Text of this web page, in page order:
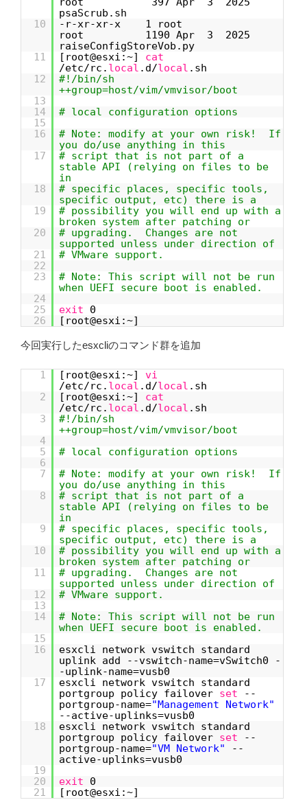
psaScrub.sh
10
-r-xr-xr-x 1 root
root 1190 Apr 3 2025
raiseConfigStoreVob.py
11
[root@esxi:~] cat
/etc/rc. local .d/local .sh
12
#!/bin/sh
++group=host/vim/vmvisor/boot
13
14
# local configuration options
15
16
# Note: modify at your own risk! If
you do/use anything in this
17
# script that is not part of a
stable API (relying on files to be
in
18
# specific places, specific tools,
specific output, etc) there is a
19
# possibility you will end up with a
broken system after patching or
20
# upgrading. Changes are not
supported unless under direction of
21
# VMware support.
22
23
# Note: This script will not be run
when UEFI secure boot is enabled.
24
25
exit
0
26
[root@esxi:~]
今回実行したesxcliのコマンド群を追加
1 [root@esxi:~] vi
/etc/rc. local .d/local .sh
2
[root@esxi:~] cat
/etc/rc. local .d/local .sh
3
#!/bin/sh
++group=host/vim/vmvisor/boot
4
5
# local configuration options
6
7
# Note: modify at your own risk! If
you do/use anything in this
8
# script that is not part of a
stable API (relying on files to be
in
9
# specific places, specific tools,
specific output, etc) there is a
10
# possibility you will end up with a
broken system after patching or
11
# upgrading. Changes are not
supported unless under direction of
12
# VMware support.
13
14
# Note: This script will not be run
when UEFI secure boot is enabled.
15
16
esxcli network vswitch standard
uplink add --vswitch-name=vSwitch0 -
-uplink-name=vusb0
17
esxcli network vswitch standard
portgroup policy failover set
--
portgroup-name="Management Network"
--active-uplinks=vusb0
18
esxcli network vswitch standard
portgroup policy failover set
--
portgroup-name="VM Network"
--
active-uplinks=vusb0
19
20
exit
0
21
[root@esxi:~]